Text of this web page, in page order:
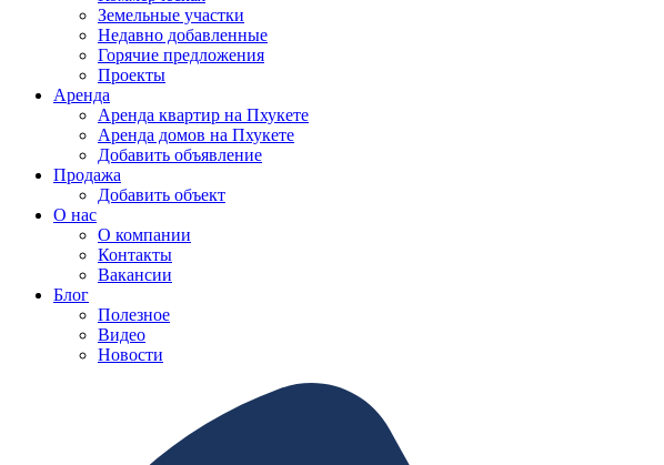
Земельные участки
Недавно добавленные
Горячие предложения
Проекты
Аренда
Аренда квартир на Пхукете
Аренда домов на Пхукете
Добавить объявление
Продажа
Добавить объект
О нас
О компании
Контакты
Вакансии
Блог
Полезное
Видео
Новости